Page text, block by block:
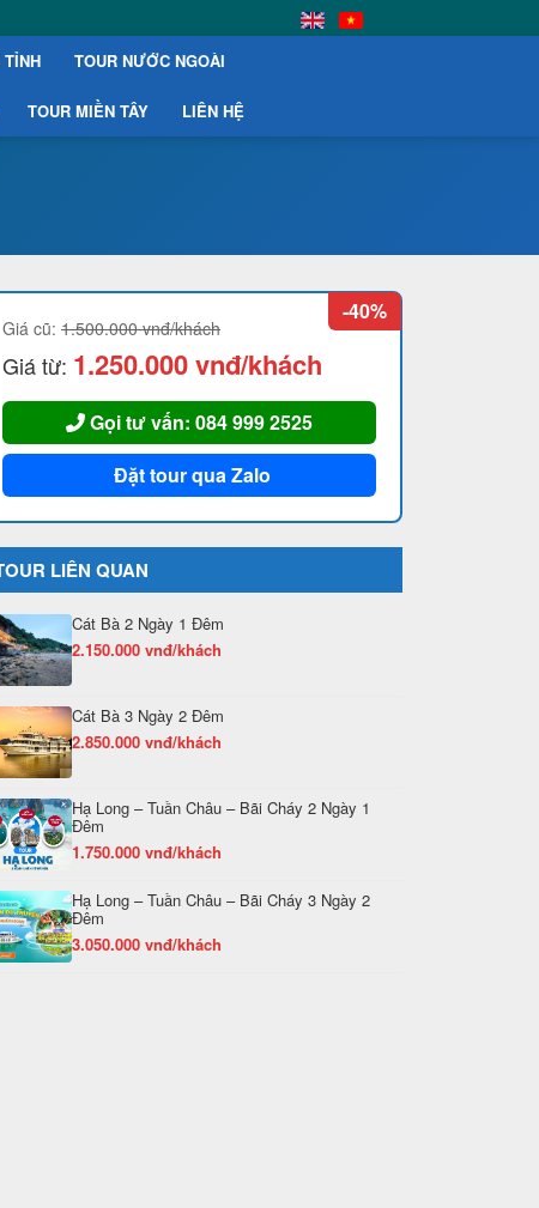
TOUR NƯỚC NGOÀI
TOUR MIỀN TÂY LIÊN HỆ
-40%
Giá cũ: 1.500.000 vnđ/khách
Giá từ: 1.250.000 vnđ/khách
Gọi tư vấn: 084 999 2525
Đặt tour qua Zalo
LIÊN QUAN
Cát Bà 2 Ngày 1 Đêm
2.150.000 vnđ/khách
Cát Bà 3 Ngày 2 Đêm
2.850.000 vnđ/khách
Hạ Long – Tuần Châu – Bãi Cháy 2 Ngày 1
Đêm
1.750.000 vnđ/khách
Hạ Long – Tuần Châu – Bãi Cháy 3 Ngày 2
Đêm
3.050.000 vnđ/khách